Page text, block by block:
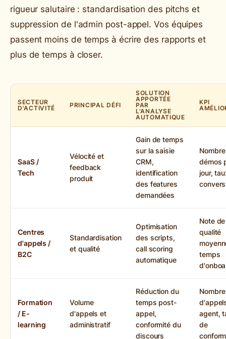
rigueur salutaire : standardisation des pitchs et
suppression de l'admin post-appel. Vos équipes
passent moins de temps à écrire des rapports et
plus de temps à closer.
SECTEUR
D'ACTIVITÉ
PRINCIPAL DÉFI
SOLUTION
APPORTÉE
PAR
L'ANALYSE
AUTOMATIQUE
KPI
SaaS /
Tech
Vélocité et
feedback
produit
Gain de temps
sur la saisie
CRM,
identification
des features
demandées
démos
jour,
Centres
d'appels /
B2C
Standardisation
et qualité
Optimisation
des scripts,
call scoring
automatique
Note de
qualité
temps
Formation
/ E-
learning
Volume
d'appels et
administratif
Réduction du
temps post-
appel,
conformité du
discours
Nombre
agent,
de